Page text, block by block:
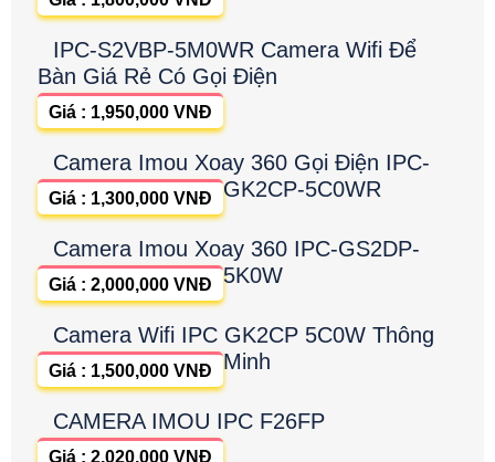
IPC-S2VBP-5M0WR Camera Wifi Để
Bàn Giá Rẻ Có Gọi Điện
Giá : 1,950,000 VNĐ
Camera Imou Xoay 360 Gọi Điện IPC-
GK2CP-5C0WR
Giá : 1,300,000 VNĐ
Camera Imou Xoay 360 IPC-GS2DP-
5K0W
Giá : 2,000,000 VNĐ
Camera Wifi IPC GK2CP 5C0W Thông
Minh
Giá : 1,500,000 VNĐ
CAMERA IMOU IPC F26FP
Giá : 2,020,000 VNĐ